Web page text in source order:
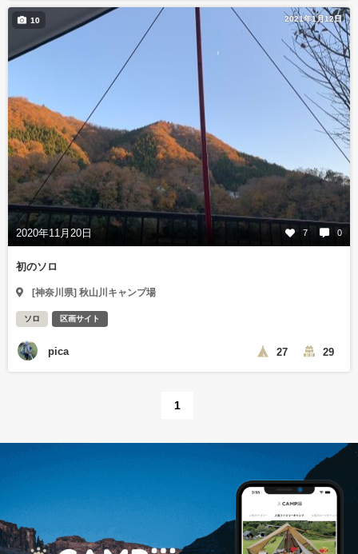
2021年1月12日
2020年11月20日 7 0
10
初のソロ
[神奈川県] 秋山川キャンプ場
ソロ 区画サイト
pica 27 29
1